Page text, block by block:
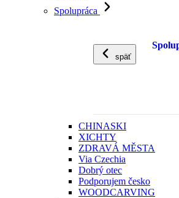
Spolupráca
späť
CHINASKI
XICHTY
ZDRAVÁ MĚSTA
Via Czechia
Dobrý otec
Podporujem česko
WOODCARVING